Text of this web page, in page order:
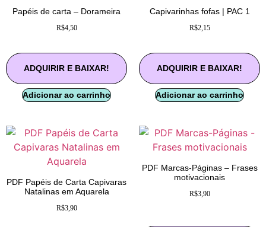
Papéis de carta – Dorameira
R$4,50
ADQUIRIR E BAIXAR!
Adicionar ao carrinho
Capivarinhas fofas | PAC 1
R$2,15
ADQUIRIR E BAIXAR!
Adicionar ao carrinho
PDF Papéis de Carta Capivaras
Natalinas em Aquarela
R$3,90
PDF Marcas-Páginas – Frases
motivacionais
R$3,90